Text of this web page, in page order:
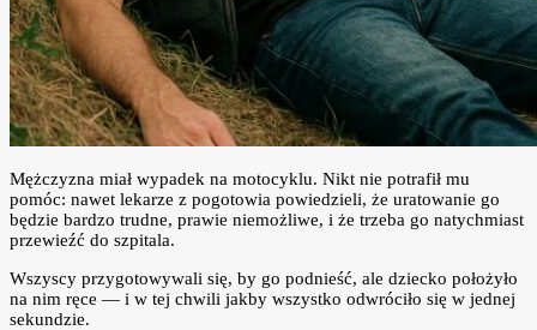
Mężczyzna miał wypadek na motocyklu. Nikt nie potrafił mu
pomóc: nawet lekarze z pogotowia powiedzieli, że uratowanie go
będzie bardzo trudne, prawie niemożliwe, i że trzeba go natychmiast
przewieźć do szpitala.
Wszyscy przygotowywali się, by go podnieść, ale dziecko położyło
na nim ręce — i w tej chwili jakby wszystko odwróciło się w jednej
sekundzie.